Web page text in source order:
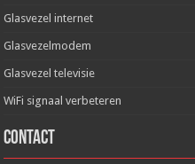
Glasvezel internet
Glasvezelmodem
Glasvezel televisie
WiFi signaal verbeteren
Contact